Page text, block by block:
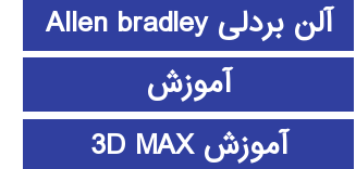
آلن بردلی Allen bradley
آموزش
آموزش 3D MAX